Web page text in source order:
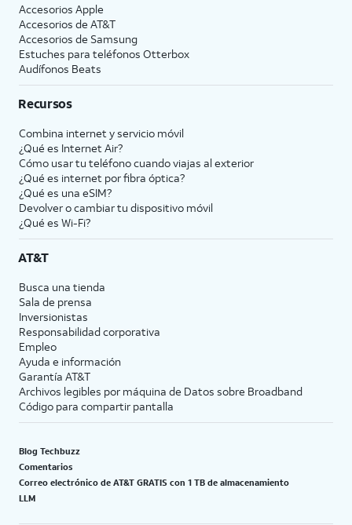
Accesorios Apple
Accesorios de AT&T
Accesorios de Samsung
Estuches para teléfonos Otterbox
Audífonos Beats
Recursos
Combina internet y servicio móvil
¿Qué es Internet Air?
Cómo usar tu teléfono cuando viajas al exterior
¿Qué es internet por fibra óptica?
¿Qué es una eSIM?
Devolver o cambiar tu dispositivo móvil
¿Qué es Wi-Fi?
AT&T
Busca una tienda
Sala de prensa
Inversionistas
Responsabilidad corporativa
Empleo
Ayuda e información
Garantía AT&T
Archivos legibles por máquina de Datos sobre Broadband
Código para compartir pantalla
Blog Techbuzz
Comentarios
Correo electrónico de AT&T GRATIS con 1 TB de almacenamiento
LLM